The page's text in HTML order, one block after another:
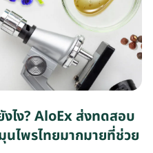
ไง? AloEx ส่งทดสอบ
ไพรไทยมากมายที่ช่วย